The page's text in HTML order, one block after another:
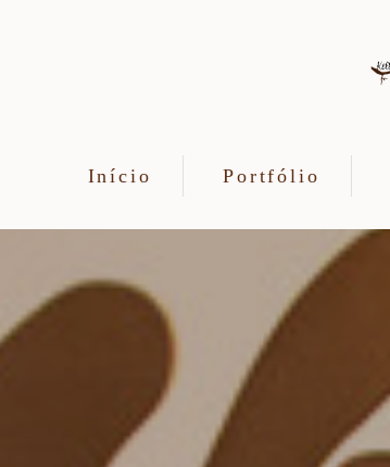
Início Portfólio